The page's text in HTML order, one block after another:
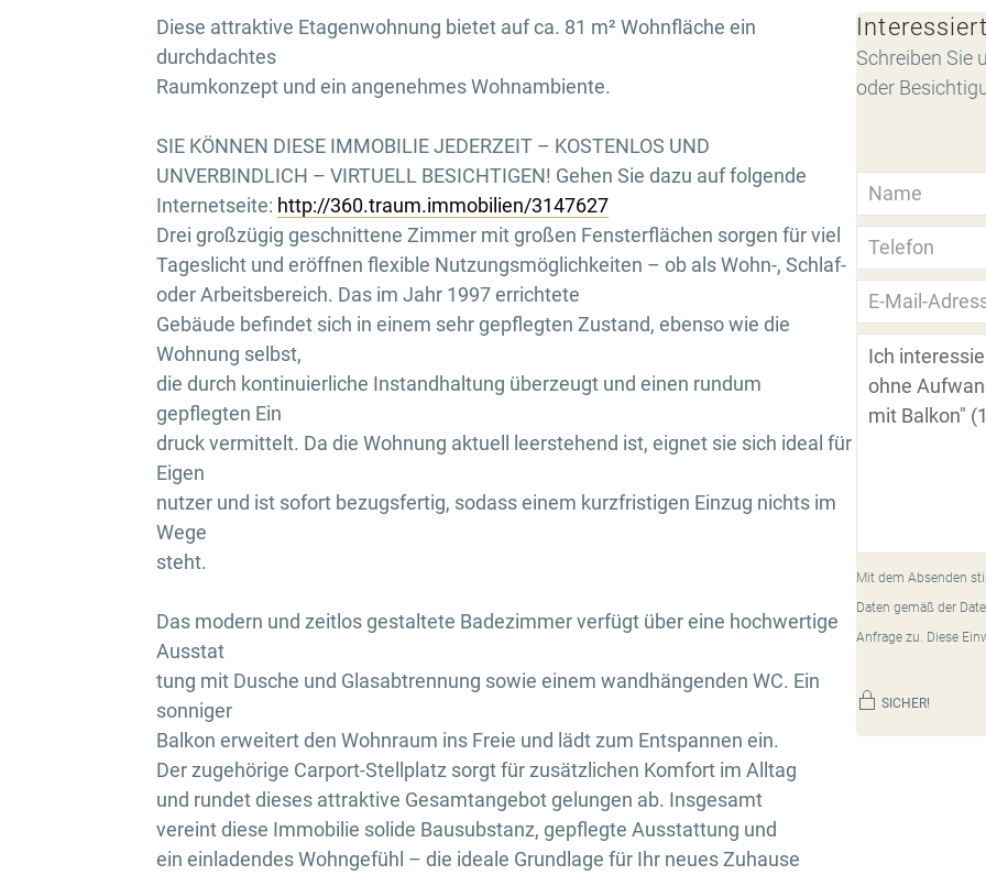
Diese attraktive Etagenwohnung bietet auf ca. 81 m² Wohnfläche ein
durchdachtes
Raumkonzept und ein angenehmes Wohnambiente.
SIE KÖNNEN DIESE IMMOBILIE JEDERZEIT – KOSTENLOS UND
UNVERBINDLICH – VIRTUELL BESICHTIGEN! Gehen Sie dazu auf folgende
Internetseite: http://360.traum.immobilien/3147627
Drei großzügig geschnittene Zimmer mit großen Fensterflächen sorgen für viel
Tageslicht und eröffnen flexible Nutzungsmöglichkeiten – ob als Wohn-, Schlaf-
oder Arbeitsbereich. Das im Jahr 1997 errichtete
Gebäude befindet sich in einem sehr gepflegten Zustand, ebenso wie die
Wohnung selbst,
die durch kontinuierliche Instandhaltung überzeugt und einen rundum
gepflegten Ein
druck vermittelt. Da die Wohnung aktuell leerstehend ist, eignet sie sich ideal für
Eigen
nutzer und ist sofort bezugsfertig, sodass einem kurzfristigen Einzug nichts im
Wege
steht.
Das modern und zeitlos gestaltete Badezimmer verfügt über eine hochwertige
Ausstat
tung mit Dusche und Glasabtrennung sowie einem wandhängenden WC. Ein
sonniger
Balkon erweitert den Wohnraum ins Freie und lädt zum Entspannen ein.
Der zugehörige Carport-Stellplatz sorgt für zusätzlichen Komfort im Alltag
und rundet dieses attraktive Gesamtangebot gelungen ab. Insgesamt
vereint diese Immobilie solide Bausubstanz, gepflegte Ausstattung und
ein einladendes Wohngefühl – die ideale Grundlage für Ihr neues Zuhause
Schreiben Sie
oder
Mit dem Absenden
Daten gemäß der
Anfrage zu. Diese
SICHER!